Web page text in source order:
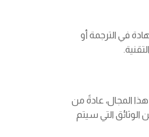
في الترجمة أو
المجال، عادةً من
التي سيتم